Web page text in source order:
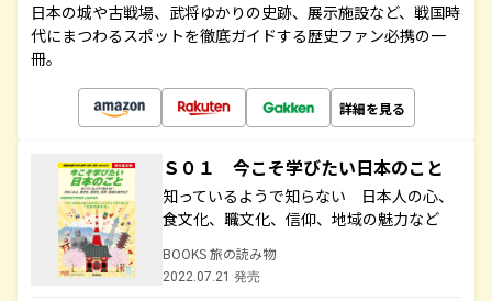
日本の城や古戦場、武将ゆかりの史跡、展示施設など、戦国時
代にまつわるスポットを徹底ガイドする歴史ファン必携の一
冊。
詳細を見る
Ｓ０１ 今こそ学びたい日本のこと
知っているようで知らない 日本人の心、
食文化、職文化、信仰、地域の魅力など
BOOKS 旅の読み物
2022.07.21 発売